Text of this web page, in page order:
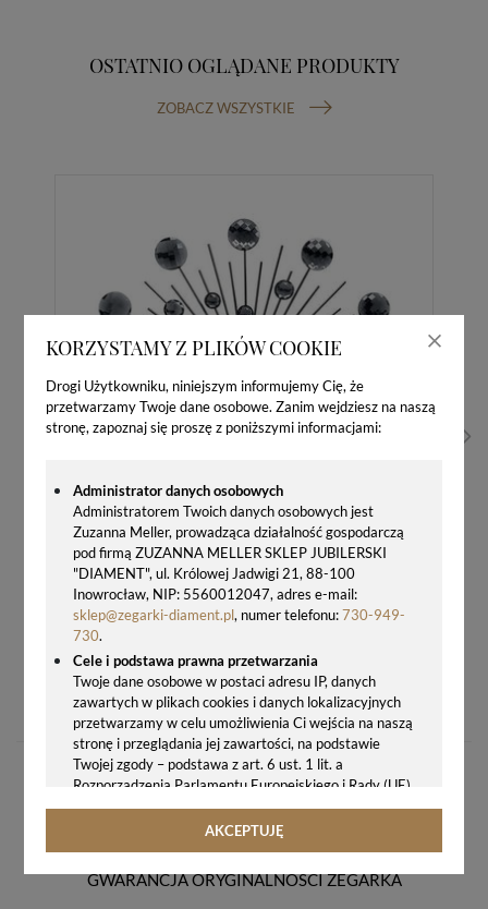
KORZYSTAMY Z PLIKÓW COOKIE
Drogi Użytkowniku, niniejszym informujemy Cię, że
przetwarzamy Twoje dane osobowe. Zanim wejdziesz na naszą
stronę, zapoznaj się proszę z poniższymi informacjami:
Administrator danych osobowych
Administratorem Twoich danych osobowych jest
Zuzanna Meller, prowadząca działalność gospodarczą
pod firmą ZUZANNA MELLER SKLEP JUBILERSKI
"DIAMENT", ul. Królowej Jadwigi 21, 88-100
Inowrocław, NIP: 5560012047, adres e-mail:
sklep@zegarki-diament.pl, numer telefonu:730-949-
730.
Cele i podstawa prawna przetwarzania
Twoje dane osobowe w postaci adresu IP, danych
zawartych w plikach cookies i danych lokalizacyjnych
przetwarzamy w celu umożliwienia Ci wejścia na naszą
stronę i przeglądania jej zawartości, na podstawie
Twojej zgody – podstawa z art. 6 ust. 1 lit. a
Rozporządzenia Parlamentu Europejskiego i Rady (UE)
2016/679 z 27.04.2016 r. w sprawie ochrony osób
fizycznych w związku z przetwarzaniem danych
rozporządzenie o ochronie danych, tj. RODO).
AKCEPTUJĘ
OSTATNIO OGLĄDANE PRODUKTY
ZOBACZ WSZYSTKIE
277,00 zł
GWARANCJA ORYGINALNOŚCI ZEGARKA